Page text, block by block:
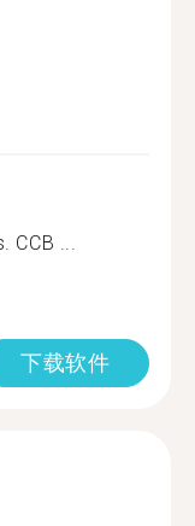
CCB ...
下载软件